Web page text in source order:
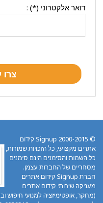
דואר אלקטרוני (*) :
© 2000-2015 Signup קידום
אתרים מקצועי, כל הזכויות שמורות,
כל השמות והסימנים הינם סימנים
מסחריים של החברות עצמן.
חברת Signup קידום אתרים
מעניקה שירותי קידום אתרים
(מחקר, אופטימיזציה למנועי חיפוש